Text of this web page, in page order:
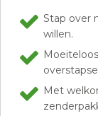
Stap over
willen.
Met